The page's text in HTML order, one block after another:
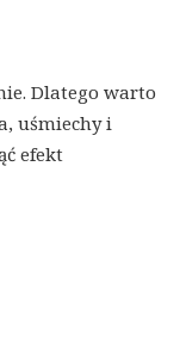
Dlatego warto
uśmiechy i
efekt